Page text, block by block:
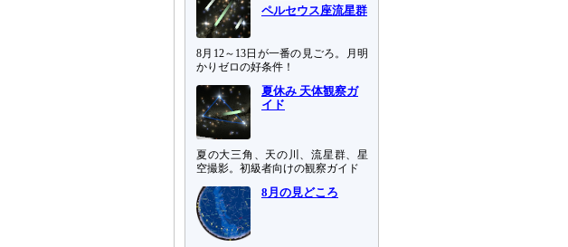
ペルセウス座流星群
8月12～13日が一番の見ごろ。月明
かりゼロの好条件！
夏休み 天体観察ガ
イド
夏の大三角、天の川、流星群、星
空撮影。初級者向けの観察ガイド
8月の見どころ